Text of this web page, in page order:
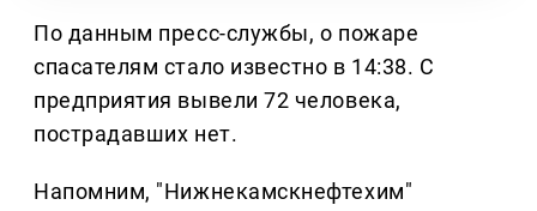
По данным пресс-службы, о пожаре
спасателям стало известно в 14:38. С
предприятия вывели 72 человека,
пострадавших нет.
Напомним, "Нижнекамскнефтехим"